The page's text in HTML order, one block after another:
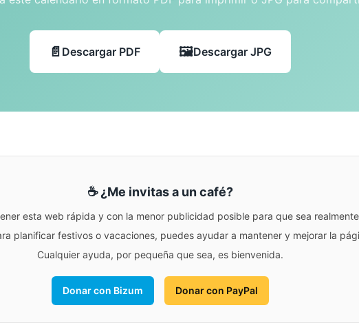
Descargar PDF Descargar JPG
☕ ¿Me invitas a un café?
esta web rápida y con la menor publicidad posible para que sea
planificar festivos o vacaciones, puedes ayudar a mantener y mejorar la
Cualquier ayuda, por pequeña que sea, es bienvenida.
Donar con Bizum Donar con PayPal